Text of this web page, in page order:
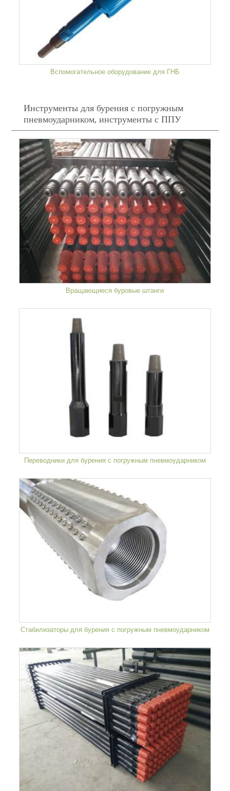
Вспомогательное оборудование для ГНБ
Инструменты для бурения с погружным
пневмоударником, инструменты с ППУ
Вращающиеся буровые штанги
Переводники для бурения с погружным пневмоударником
Стабилизаторы для бурения с погружным пневмоударником